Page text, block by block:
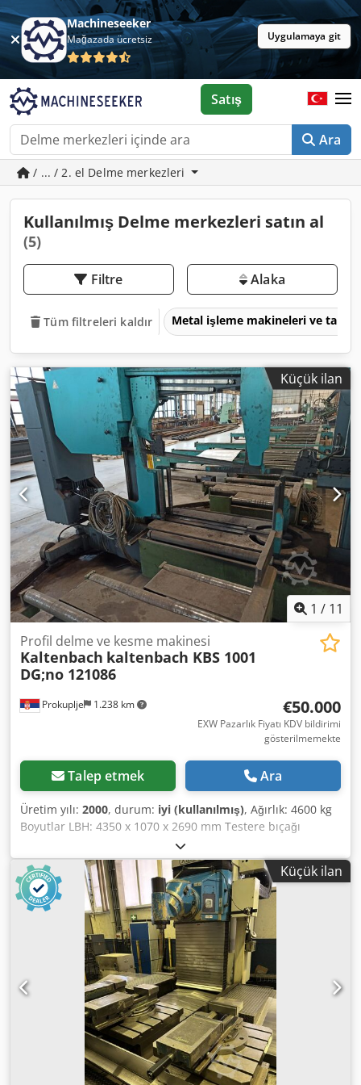
Machineseeker
Mağazada ücretsiz Uygulamaya git
Ara
Satış
/ ... / 2. el Delme merkezleri
Kullanılmış Delme merkezleri satın al
(5)
Filtre Alaka
Tüm filtreleri kaldır Metal işleme makineleri ve
Küçük ilan
1 / 11
Prokuplje 1.238 km
Profil delme ve kesme makinesi
Kaltenbach kaltenbach KBS 1001
DG;no 121086
€50.000
EXW Pazarlık Fiyatı KDV bildirimi
gösterilmemekte
Talep etmek Ara
Üretim yılı: 2000, durum: iyi (kullanılmış), Ağırlık: 4600 kg
Boyutlar LBH: 4350 x 1070 x 2690 mm Testere bıçağı
boyutları: 8250 x 54 x 1,6 mm Korku temeli: Sökme ile EXW
Fiyat: talep üzerine Dsdpjhkhumefx Aqwokr 2000
Kaltenbach KBS 1001 DG şerit testere, profilleri kesmek ve
delmek için yarı otomatik, yüksek performanslı bir şerit
testeredir. Kaltenbach şerit testere, 8250 mm x 54 mm x
1,6 mm ölçülerinde iki metal testere bıçağı M42'ye sahiptir.
Testerenin motoru frekans kontrollüdür ve 7,5 kW tahrik
gücüne sahiptir. Kesme hızı 16 - 100 m / dak arasında
sürekli olarak ayarlanabilir. -Çalışma yüksekliği 450 mm,
çalışma genişliği 1000 mm'dir. -matkap çapı: 10- 40 mm -
Malzeme boyutu maks: 1000mmx450mm -Malzeme boyutu
min:65mmx65mm -3 delme ekseni, bir dikey ve bir yatay
-20-200 mm/dak matkap ilerleme hızı iso 40 takım tutucu
ile eksen başına -5 takım değiştirici konumu Makine
verileri farklı şekillerde iletebilir: 1. Operatör doğrudan
Küçük ilan